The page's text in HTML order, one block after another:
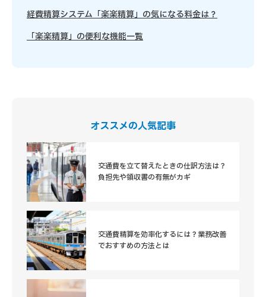
経費精算システム「楽楽精算」の気になる料金は？
「楽楽精算」の便利な機能一覧
オススメの人気記事
交通費を立て替えたときの仕訳方法は？
負担先や領収書の有無がカギ
交通費精算を効率化するには？業務改善
でおすすめの方法とは